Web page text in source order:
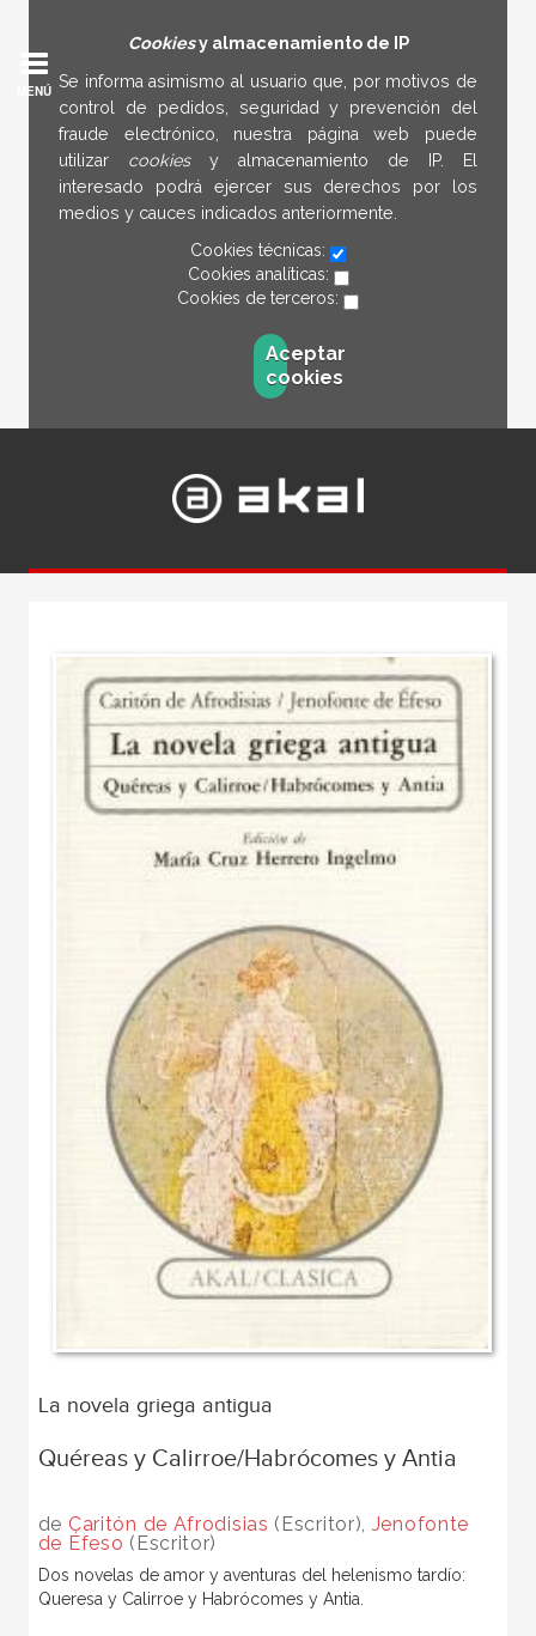
Cookiesy almacenamiento de IP
Se informa asimismo al usuario que, por motivos de
control de pedidos, seguridad y prevención del
fraude electrónico, nuestra página web puede
utilizar cookies y almacenamiento de IP. El
interesado podrá ejercer sus derechos por los
medios y cauces indicados anteriormente.
Cookies técnicas:
Cookies analíticas:
Cookies de terceros:
Aceptar
cookies
MENÚ
La novela griega antigua
Quéreas y Calirroe/Habrócomes y Antia
de Caritón de Afrodisias (Escritor), Jenofonte
de Éfeso (Escritor)
Dos novelas de amor y aventuras del helenismo tardío:
Queresa y Calirroe y Habrócomes y Antia.